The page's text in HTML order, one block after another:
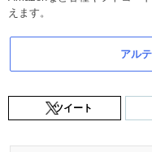
えます。
アル
ツイート